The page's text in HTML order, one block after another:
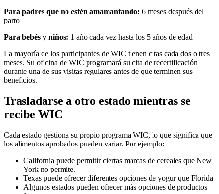
Para padres que no estén amamantando: 6 meses después del
parto
Para bebés y niños: 1 año cada vez hasta los 5 años de edad
La mayoría de los participantes de WIC tienen citas cada dos o tres
meses. Su oficina de WIC programará su cita de recertificación
durante una de sus visitas regulares antes de que terminen sus
beneficios.
Trasladarse a otro estado mientras se
recibe WIC
Cada estado gestiona su propio programa WIC, lo que significa que
los alimentos aprobados pueden variar. Por ejemplo:
California puede permitir ciertas marcas de cereales que New
York no permite.
Texas puede ofrecer diferentes opciones de yogur que Florida
Algunos estados pueden ofrecer más opciones de productos